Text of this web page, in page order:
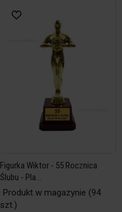
Figurka Wiktor - 55 Rocznica
Ślubu - Pla...
Produkt w magazynie (94
szt.)